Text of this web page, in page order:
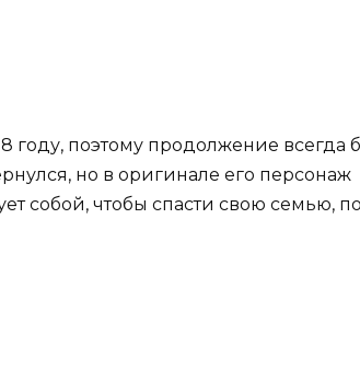
году, поэтому продолжение всегда
но в оригинале его персонаж
собой, чтобы спасти свою семью,